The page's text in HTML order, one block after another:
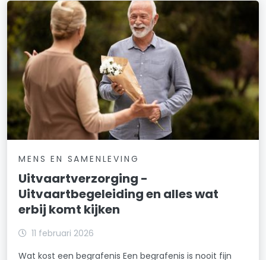
MENS EN SAMENLEVING
Uitvaartverzorging -
Uitvaartbegeleiding en alles wat
erbij komt kijken
11 februari 2026
Wat kost een begrafenis Een begrafenis is nooit fijn